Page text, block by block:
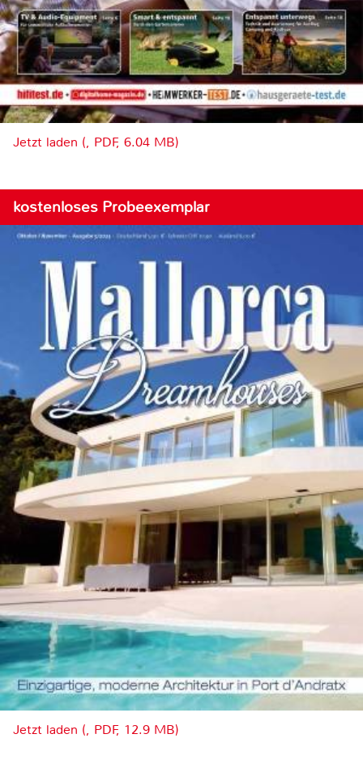
Jetzt laden (, PDF, 6.04 MB)
kostenloses Probeexemplar
Jetzt laden (, PDF, 12.9 MB)